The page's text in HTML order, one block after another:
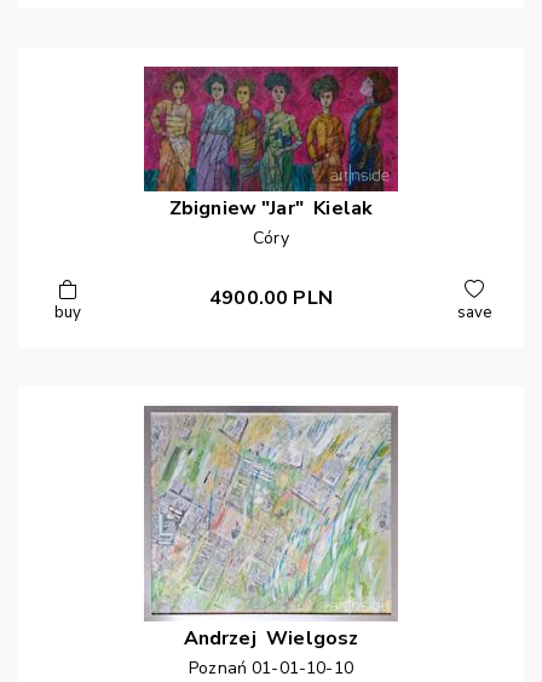
Zbigniew "Jar" Kielak
Córy
buy
4900.00 PLN
save
Andrzej Wielgosz
Poznań 01-01-10-10